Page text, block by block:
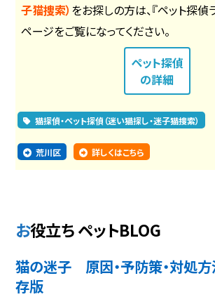
子猫捜索） をお探しの方は、『ペット探偵
ページをご覧になってください。
ペット探偵
の詳細
猫探偵・ペット探偵（迷い猫探し・迷子猫捜索）
荒川区 詳しくはこちら
お役立ち ペットBLOG
猫の迷子 原因・予防策・対処
存版